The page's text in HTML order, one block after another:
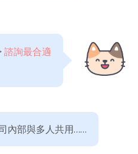
諮詢最合適
內部與多人共用……